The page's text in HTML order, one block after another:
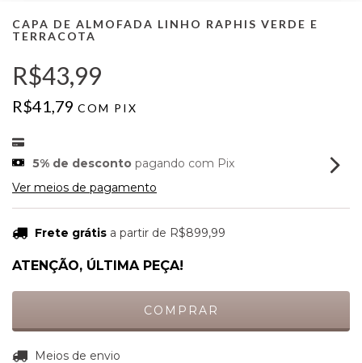
CAPA DE ALMOFADA LINHO RAPHIS VERDE E
TERRACOTA
R$43,99
R$41,79 COM PIX
5% de desconto pagando com Pix
Ver meios de pagamento
Frete grátis a partir de R$899,99
ATENÇÃO, ÚLTIMA PEÇA!
Entregas para o CEP:
Meios de envio